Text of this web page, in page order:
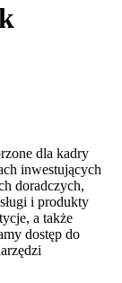
dla kadry
inwestujących
doradczych,
i produkty
a także
dostęp do